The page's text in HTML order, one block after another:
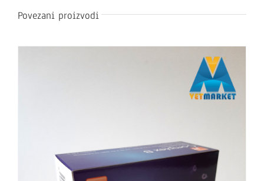
Povezani proizvodi